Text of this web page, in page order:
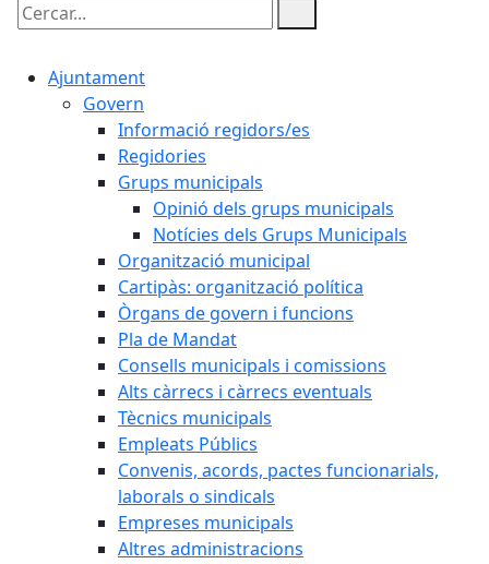
Cercar:
Ajuntament
Govern
Informació regidors/es
Regidories
Grups municipals
Opinió dels grups municipals
Notícies dels Grups Municipals
Organització municipal
Cartipàs: organització política
Òrgans de govern i funcions
Pla de Mandat
Consells municipals i comissions
Alts càrrecs i càrrecs eventuals
Tècnics municipals
Empleats Públics
Convenis, acords, pactes funcionarials,
laborals o sindicals
Empreses municipals
Altres administracions